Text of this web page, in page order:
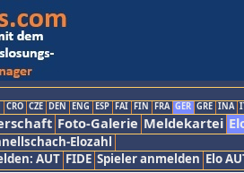
CRO CZE DEN ENG ESP FAI FIN FRA GER GRE INA
Foto-Galerie Meldekartei
Elozahl
AUT FIDE Spieler anmelden Elo